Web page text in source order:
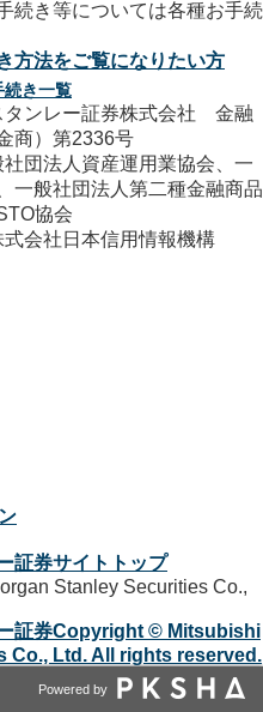
方法をご覧になりたい方
続き一覧
タンレー証券株式会社 金融
商）第2336号
団法人資産運用業協会、一
一般社団法人第二種金融商品
協会
会社日本信用情報機構
証券サイトトップ
証券Copyright © Mitsubishi
Co., Ltd. All rights reserved.
Powered by